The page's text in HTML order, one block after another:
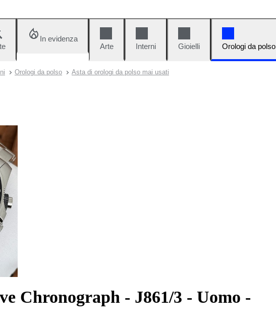
In evidenza
Arte
Interni Gioielli Orologi da polso
Orologi da polso Asta di orologi da polso mai usati
Chronograph - J861/3 - Uomo -